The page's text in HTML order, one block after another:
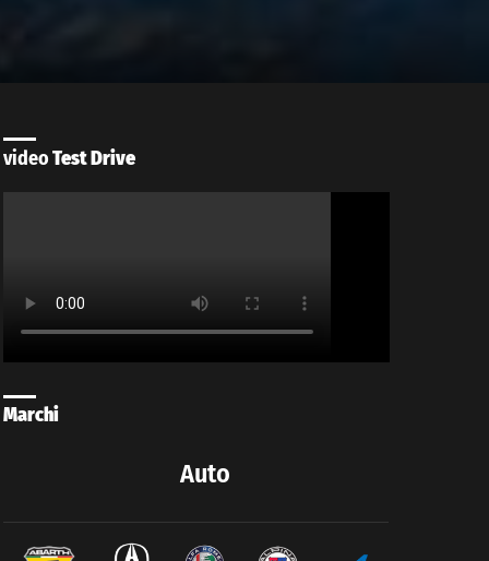
videoTest Drive
Marchi
Auto